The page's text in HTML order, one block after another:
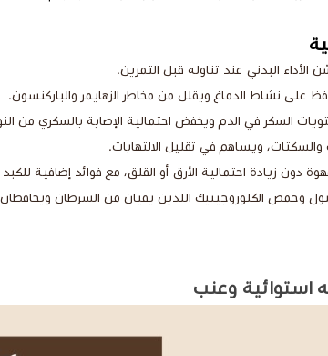
البدني عند تناوله قبل التمرين.
على نشاط الدماغ ويقلل من مخاطر الزهايمر والباركنسون.
السكر في الدم ويخفض احتمالية الإصابة بالسكري من
ويساهم في تقليل الالتهابات.
دون زيادة احتمالية الأرق أو القلق، مع فوائد إضافية
وحمض الكلوروجينيك اللذين يقيان من السرطان
استوائية وعنب